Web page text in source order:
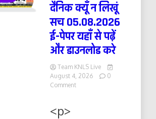
दैनिक क्यूँ न लिखूं
सच 05.08.2026
ई-पेपर यहाँ से पढ़ें
और डाउनलोड करे
Team KNLS Live
August 4, 2026
0
Commenton
<p>